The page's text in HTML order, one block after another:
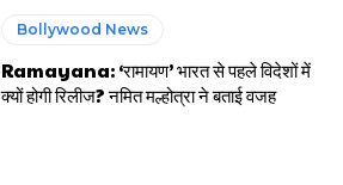
Bollywood News
Ramayana: ‘रामायण’ भारत से पहले विदेशों में
क्यों होगी रिलीज? नमित मल्होत्रा ने बताई वजह